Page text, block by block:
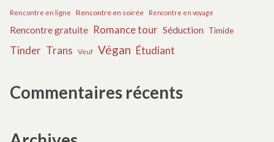
Rencontre en ligne Rencontre en soirée Rencontre en voyage
Rencontre gratuite Romance tour Séduction Timide
Tinder Trans Veuf Végan Étudiant
Commentaires récents